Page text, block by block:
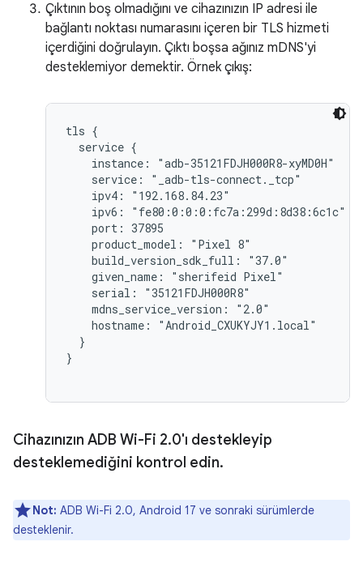
Çıktının boş olmadığını ve cihazınızın IP adresi ile
bağlantı noktası numarasını içeren bir TLS hizmeti
içerdiğini doğrulayın. Çıktı boşsa ağınız mDNS'yi
desteklemiyor demektir. Örnek çıkış:
tls {
  service {
    instance: "adb-35121FDJH000R8-xyMD0H"
    service: "_adb-tls-connect._tcp"
    ipv4: "192.168.84.23"
    ipv6: "fe80:0:0:0:fc7a:299d:8d38:6c1c"
    port: 37895
    product_model: "Pixel 8"
    build_version_sdk_full: "37.0"
    given_name: "sherifeid Pixel"
    serial: "35121FDJH000R8"
    mdns_service_version: "2.0"
    hostname: "Android_CXUKYJY1.local"
  }
}
Cihazınızın ADB Wi-Fi 2.0'ı destekleyip
desteklemediğini kontrol edin.
Not: ADB Wi-Fi 2.0, Android 17 ve sonraki sürümlerde
desteklenir.